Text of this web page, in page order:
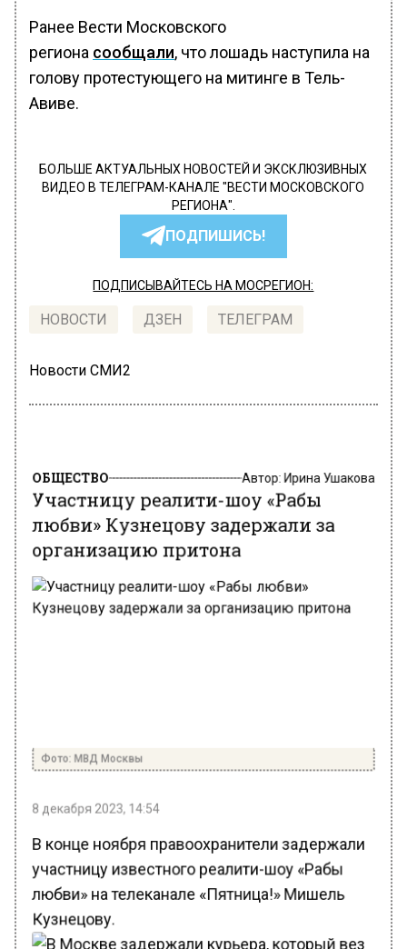
Ранее Вести Московского
региона сообщали, что лошадь наступила на
голову протестующего на митинге в Тель-
Авиве.
БОЛЬШЕ АКТУАЛЬНЫХ НОВОСТЕЙ И ЭКСКЛЮЗИВНЫХ
ВИДЕО В ТЕЛЕГРАМ-КАНАЛЕ "ВЕСТИ МОСКОВСКОГО
РЕГИОНА".
ПОДПИШИСЬ!
ПОДПИСЫВАЙТЕСЬ НА МОСРЕГИОН:
НОВОСТИ ДЗЕН ТЕЛЕГРАМ
Новости СМИ2
Участницу реалити-шоу «Рабы
любви» Кузнецову задержали за
организацию притона
Фото: МВД Москвы
8 декабря 2023, 14:54
В конце ноября правоохранители задержали
участницу известного реалити-шоу «Рабы
любви» на телеканале «Пятница!» Мишель
Кузнецову.